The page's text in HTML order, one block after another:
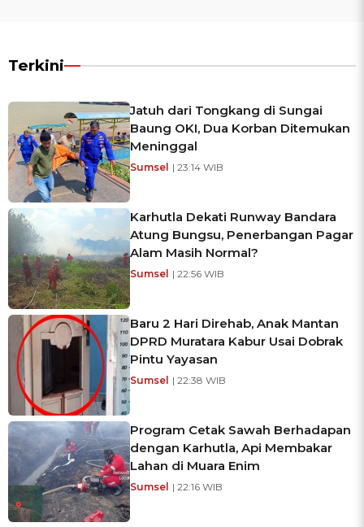
Terkini
Jatuh dari Tongkang di Sungai
Baung OKI, Dua Korban Ditemukan
Meninggal
Sumsel | 23:14 WIB
Karhutla Dekati Runway Bandara
Atung Bungsu, Penerbangan Pagar
Alam Masih Normal?
Sumsel | 22:56 WIB
Baru 2 Hari Direhab, Anak Mantan
DPRD Muratara Kabur Usai Dobrak
Pintu Yayasan
Sumsel | 22:38 WIB
Program Cetak Sawah Berhadapan
dengan Karhutla, Api Membakar
Lahan di Muara Enim
Sumsel | 22:16 WIB